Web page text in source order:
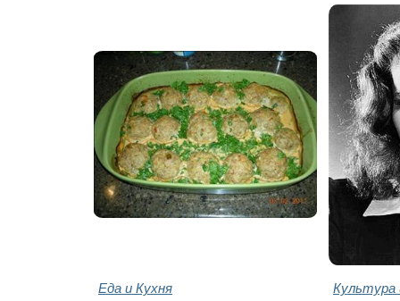
Еда и Кухня Культура